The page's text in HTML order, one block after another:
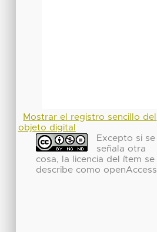
Mostrar el registro sencillo del
objeto digital
Excepto si se
señala otra
cosa, la licencia del ítem se
describe como openAccess